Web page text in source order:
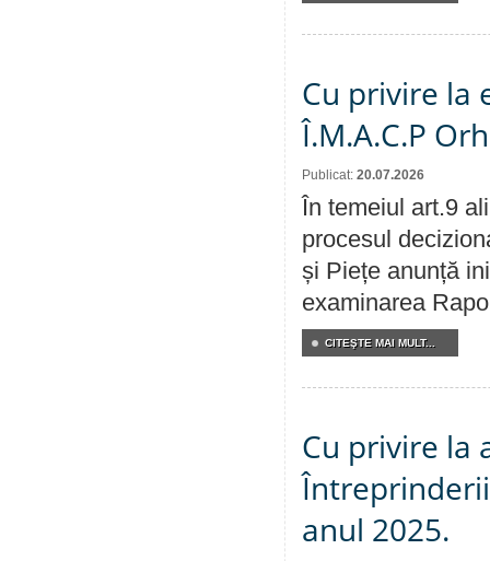
Cu privire la
Î.M.A.C.P
Publicat: 20.07.2026
În temeiul art.9
procesul
și Piețe anunță
examinarea
CITEŞTE MAI MULT...
Cu privire la
anul 2025.